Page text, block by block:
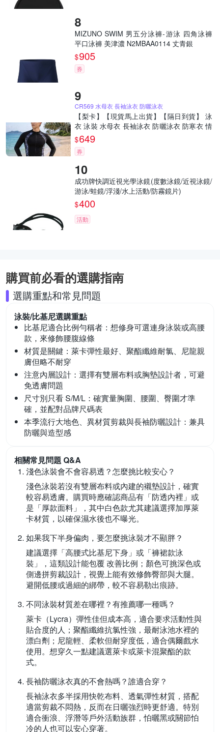
MIZUNO SWIM 男五分泳褲-游泳 四角泳褲
平口泳褲 美津濃 N2MBAA0114 丈青銀
$905
券
CR569 水母衣 長袖泳衣 防曬泳衣
【梨卡】【現貨馬上出貨】【隔日到貨】 泳
衣 泳裝 水母衣 長袖泳衣 防曬泳衣 防寒衣 情
侶泳衣 兒童泳衣 大尺碼泳衣CR569-2【現貨
24H】
$649
券
成功牌快調近視光學泳鏡(度數泳鏡/近視泳鏡/
游泳/蛙鏡/浮淺/水上活動/防霧鏡片)
$400
活動
購買前必看的選購指南
選購重點和常見問題
泳裝/比基尼選購重點
比基尼適合比例勻稱者： 想修身可選連身泳裝或高腰
款，來修飾腰腹線條
材質是關鍵： 萊卡彈性最好、聚酯纖維耐氯、尼龍親
膚但略不耐穿
注意內層設計： 選擇有雙層布料或胸墊設計者，可避
免透膚問題
尺寸別只看 S/M/L： 確實量胸圍、腰圍、臀圍才準
確，並配對品牌尺碼表
本季流行大地色、異材質剪裁與長袖防曬設計： 兼具
防曬與造型感
相關常見問題 Q&A
淺色泳裝會不會容易透？怎麼挑比較安心？
淺色泳裝若沒有雙層布料或內建的襯墊設計，確實
較容易透膚。購買時應確認商品有「防透內裡」或
是「厚款面料」，其中白色款尤其建議選擇加厚萊
卡材質，以確保濕水後也不曝光。
如果我下半身偏肉，要怎麼挑泳裝才不顯胖？
建議選擇「高腰式比基尼下身」或「褲裙款泳
裝」，這類設計能包覆 改善比例；顏色可挑深色或
側邊拼剪裁設計，視覺上能有效修飾臀部與大腿。
避開低腰或過細的綁帶，較不容易勒出痕跡。
不同泳裝材質差在哪裡？有推薦哪一種嗎？
萊卡（Lycra）彈性佳但成本高，適合要求活動性與
貼合度的人；聚酯纖維抗氯性強，最耐泳池水裡的
漂白劑；尼龍輕、柔軟但耐穿度低，適合偶爾戲水
使用。想穿久一點建議選萊卡或萊卡混聚酯的款
式。
長袖防曬泳衣真的不會熱嗎？誰適合穿？
長袖泳衣多半採用快乾布料、透氣彈性材質，搭配
適當剪裁不悶熱，反而在日曬強烈時更舒適。特別
適合衝浪、浮潛等戶外活動族群，怕曬黑或關節怕
冷的人也可以安心穿著。